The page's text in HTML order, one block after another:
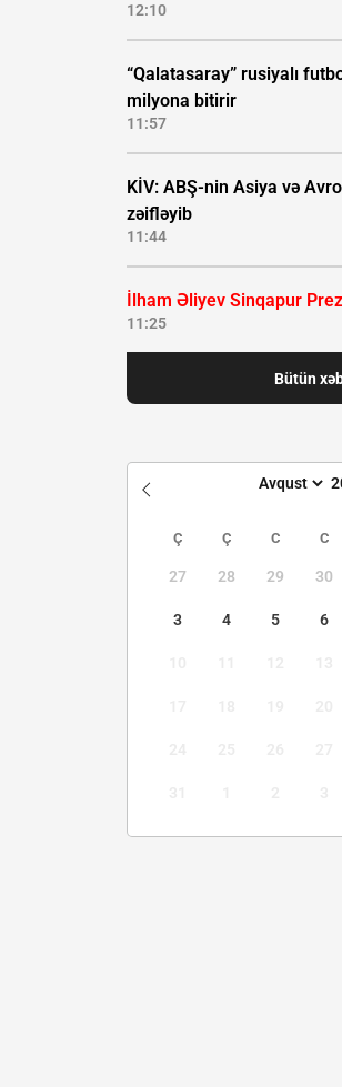
12:10
“Qalatasaray” rusiyalı
milyona bitirir
11:57
KİV: ABŞ-nin Asiya və
zəifləyib
11:44
İlham Əliyev Sinqapur
11:25
Bütün
Ç Ç C C
27 28 29 30
3 4 5 6